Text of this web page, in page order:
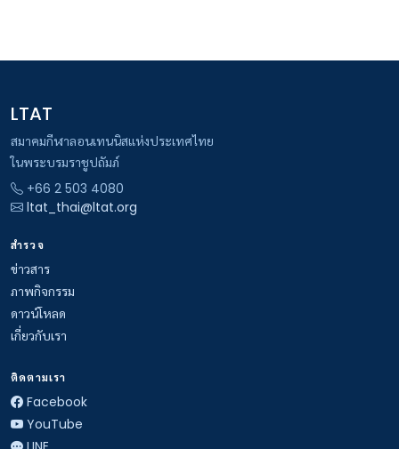
LTAT
สมาคมกีฬาลอนเทนนิสแห่งประเทศไทย
ในพระบรมราชูปถัมภ์
+66 2 503 4080
ltat_thai@ltat.org
สำรวจ
ข่าวสาร
ภาพกิจกรรม
ดาวน์โหลด
เกี่ยวกับเรา
ติดตามเรา
Facebook
YouTube